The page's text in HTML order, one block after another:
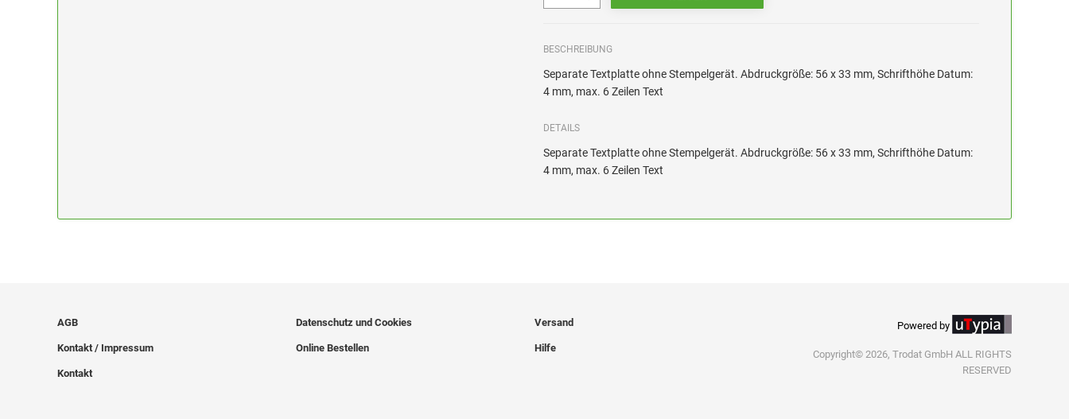
BESCHREIBUNG
Separate Textplatte ohne Stempelgerät. Abdruckgröße: 56 x 33 mm, Schrifthöhe Datum:
4 mm, max. 6 Zeilen Text
DETAILS
Separate Textplatte ohne Stempelgerät. Abdruckgröße: 56 x 33 mm, Schrifthöhe Datum:
4 mm, max. 6 Zeilen Text
AGB
Kontakt / Impressum
Kontakt
Datenschutz und Cookies
Online Bestellen
Versand
Hilfe
Powered by
Copyright© 2026, Trodat GmbH ALL RIGHTS
RESERVED